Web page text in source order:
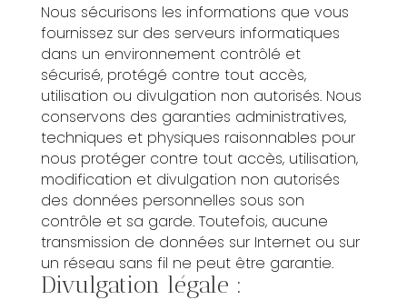
Nous sécurisons les informations que vous
fournissez sur des serveurs informatiques
dans un environnement contrôlé et
sécurisé, protégé contre tout accès,
utilisation ou divulgation non autorisés. Nous
conservons des garanties administratives,
techniques et physiques raisonnables pour
nous protéger contre tout accès, utilisation,
modification et divulgation non autorisés
des données personnelles sous son
contrôle et sa garde. Toutefois, aucune
transmission de données sur Internet ou sur
un réseau sans fil ne peut être garantie.
Divulgation légale :